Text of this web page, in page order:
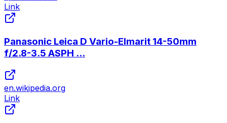
Link
Panasonic Leica D Vario-Elmarit 14-50mm
f/2.8-3.5 ASPH ...
en.wikipedia.org
Link